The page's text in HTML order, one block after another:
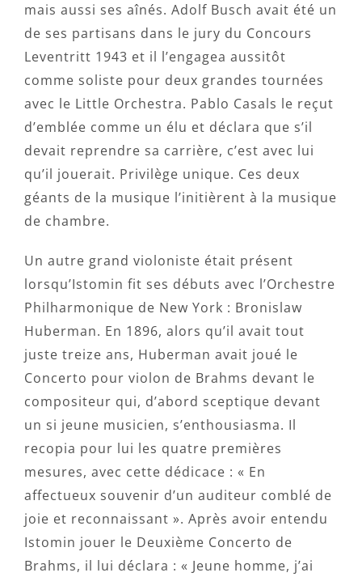
mais aussi ses aînés. Adolf Busch avait été un
de ses partisans dans le jury du Concours
Leventritt 1943 et il l’engagea aussitôt
comme soliste pour deux grandes tournées
avec le Little Orchestra. Pablo Casals le reçut
d’emblée comme un élu et déclara que s’il
devait reprendre sa carrière, c’est avec lui
qu’il jouerait. Privilège unique. Ces deux
géants de la musique l’initièrent à la musique
de chambre.
Un autre grand violoniste était présent
lorsqu’Istomin fit ses débuts avec l’Orchestre
Philharmonique de New York : Bronislaw
Huberman. En 1896, alors qu’il avait tout
juste treize ans, Huberman avait joué le
Concerto pour violon de Brahms devant le
compositeur qui, d’abord sceptique devant
un si jeune musicien, s’enthousiasma. Il
recopia pour lui les quatre premières
mesures, avec cette dédicace : « En
affectueux souvenir d’un auditeur comblé de
joie et reconnaissant ». Après avoir entendu
Istomin jouer le Deuxième Concerto de
Brahms, il lui déclara : « Jeune homme, j’ai